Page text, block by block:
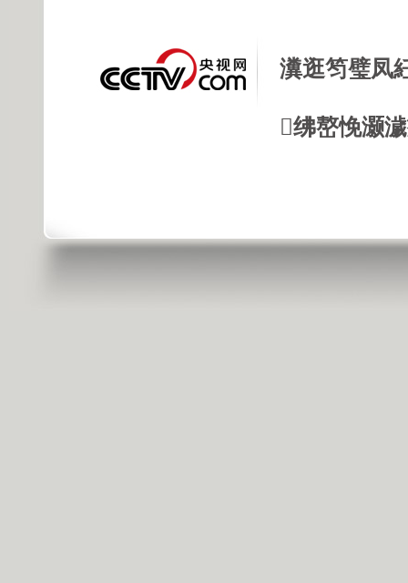
瀵逛笉璧凤
绋嶅悗灏